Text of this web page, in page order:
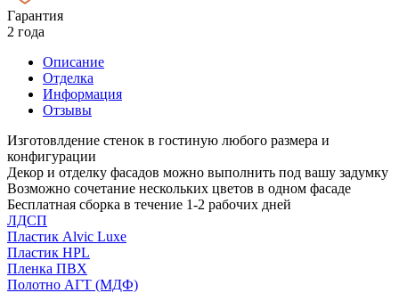
Гарантия
2 года
Описание
Отделка
Информация
Отзывы
Изготовлдение стенок в гостиную любого размера и
конфигурации
Декор и отделку фасадов можно выполнить под вашу задумку
Возможно сочетание нескольких цветов в одном фасаде
Бесплатная сборка в течение 1-2 рабочих дней
ЛДСП
Пластик Alvic Luxe
Пластик HPL
Пленка ПВХ
Полотно АГТ (МДФ)